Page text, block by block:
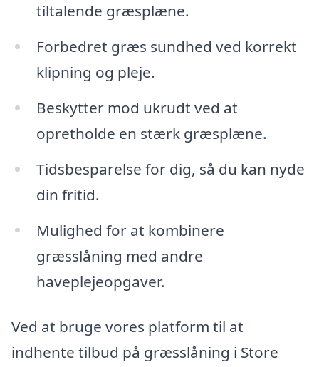
tiltalende græsplæne.
Forbedret græs sundhed ved korrekt
klipning og pleje.
Beskytter mod ukrudt ved at
opretholde en stærk græsplæne.
Tidsbesparelse for dig, så du kan nyde
din fritid.
Mulighed for at kombinere
græsslåning med andre
haveplejeopgaver.
Ved at bruge vores platform til at
indhente tilbud på græsslåning i Store